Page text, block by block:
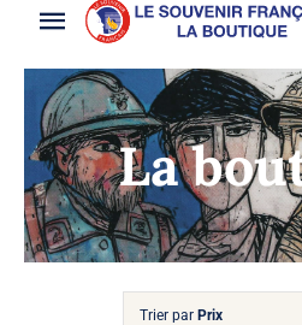
Toggle
Navigation
La Boutique
Vins SF-Bardins
Boîte à idées
Bon de commande
La
Trier par Prix